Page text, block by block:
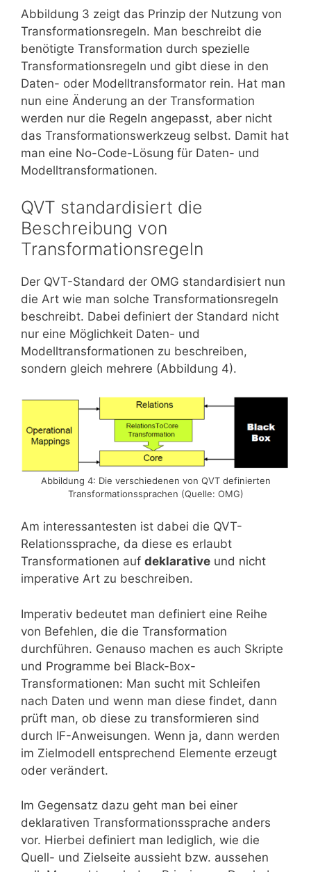
Abbildung 3 zeigt das Prinzip der Nutzung von
Transformationsregeln. Man beschreibt die
benötigte Transformation durch spezielle
Transformationsregeln und gibt diese in den
Daten- oder Modelltransformator rein. Hat man
nun eine Änderung an der Transformation
werden nur die Regeln angepasst, aber nicht
das Transformationswerkzeug selbst. Damit hat
man eine No-Code-Lösung für Daten- und
Modelltransformationen.
QVT standardisiert die
Beschreibung von
Transformationsregeln
Der QVT-Standard der OMG standardisiert nun
die Art wie man solche Transformationsregeln
beschreibt. Dabei definiert der Standard nicht
nur eine Möglichkeit Daten- und
Modelltransformationen zu beschreiben,
sondern gleich mehrere (Abbildung 4).
Abbildung 4: Die verschiedenen von QVT definierten
Transformationssprachen (Quelle: OMG)
Am interessantesten ist dabei die QVT-
Relationssprache, da diese es erlaubt
Transformationen auf deklarative und nicht
imperative Art zu beschreiben.
Imperativ bedeutet man definiert eine Reihe
von Befehlen, die die Transformation
durchführen. Genauso machen es auch Skripte
und Programme bei Black-Box-
Transformationen: Man sucht mit Schleifen
nach Daten und wenn man diese findet, dann
prüft man, ob diese zu transformieren sind
durch IF-Anweisungen. Wenn ja, dann werden
im Zielmodell entsprechend Elemente erzeugt
oder verändert.
Im Gegensatz dazu geht man bei einer
deklarativen Transformationssprache anders
vor. Hierbei definiert man lediglich, wie die
Quell- und Zielseite aussieht bzw. aussehen